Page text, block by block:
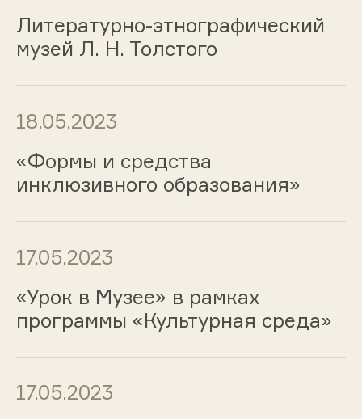
Литературно-этнографический
музей Л. Н. Толстого
18.05.2023
«Формы и средства
инклюзивного образования»
17.05.2023
«Урок в Музее» в рамках
программы «Культурная среда»
17.05.2023